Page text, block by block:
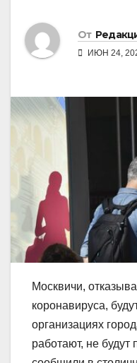
От
ИЮН 24,
Москвичи,
коронавируса,
организациях
работают, не будут